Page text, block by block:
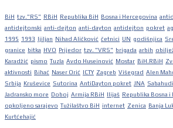
BiH tzv."RS" RBiH Republika BiH Bosna i Hercegovina
antidejtonski anti-dejton anti-dayton antidejton pokret
1995 1993 ljiljan Nihad Aličković četnici UN godišnjica
granice bitka HVO Prijedor tzv. "VRS" brigada arbih
Karadžić pismo Tuzla Avdo Huseinović Mostar BiH.RBiH
aktivnosti Bihać Naser Orić ICTY Zagreb Višegrad Alen
Srbija Kruševice Sutorina AntiDayton pokret JNA
Jadransko more Doboj Armija RBiH Ilijaš Republika Bosna i
opkoljeno sarajevo Tužilaštvo BiH internet Zenica Banja
Kurtćehajić